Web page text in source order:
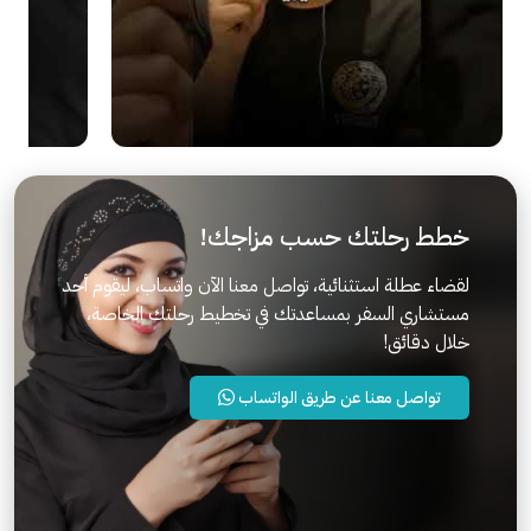
خطط رحلتك حسب مزاجك!
لقضاء عطلة استثنائية، تواصل معنا الآن واتساب، ليقوم أحد
مستشاري السفر بمساعدتك في تخطيط رحلتك الخاصة،
خلال دقائق!
تواصل معنا عن طريق الواتساب